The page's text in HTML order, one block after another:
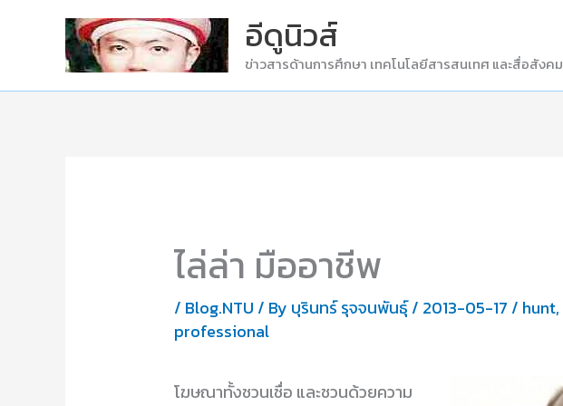
อีดูนิวส์
ข่าวสารด้านการศึกษา เทคโนโลยีสารสนเทศ และสื่อสังคม
ไล่ล่า มืออาชีพ
/ Blog.NTU / By บุรินทร์ รุจจนพันธุ์/ 2013-05-17 / hunt,
professional
โฆษณาทั้งชวนเชื่อ และชวนด้วยความ